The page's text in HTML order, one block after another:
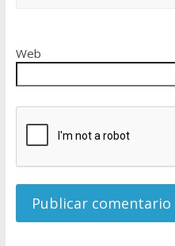
Web